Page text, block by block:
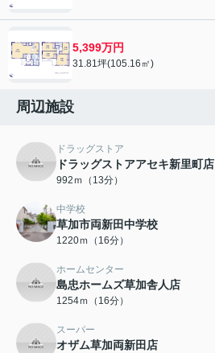
5,399万円
31.81坪(105.16㎡)
周辺施設
ドラッグストア
ドラッグストアアセキ新里町店
992ｍ（13分）
中学校
草加市両新田中学校
1220ｍ（16分）
ホームセンター
島忠ホームズ草加舎人店
1254ｍ（16分）
スーパー
オザム草加両新田店